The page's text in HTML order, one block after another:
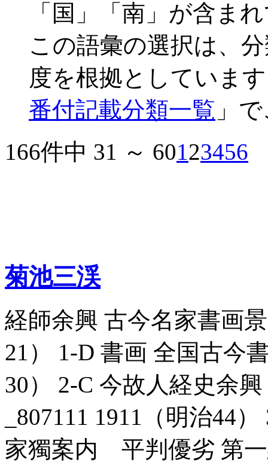
「国」「南」が含ま
この語彙の選択は、
度を根拠としていま
番付記載分類一覧 」
166件中 31 ～ 60123456
菊池三渓
経師余興 古今名家書画
21） 1-D 書画 全国古今
30） 2-C 今故人経史余
_807111 1911（明治44
家獨案内 平判優劣 第一